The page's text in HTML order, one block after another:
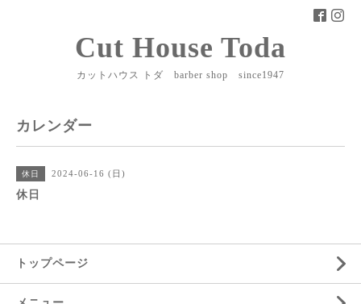
Cut House Toda
カットハウス トダ barber shop since1947
カレンダー
休日 2024-06-16 (日)
休日
トップページ